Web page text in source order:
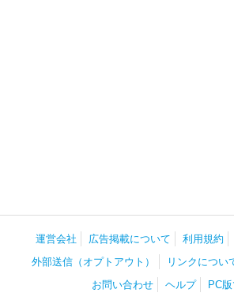
運営会社 広告掲載について 利用規約
外部送信（オプトアウト）
リンクについ
お問い合わせ
ヘルプ PC